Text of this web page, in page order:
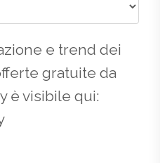
e trend dei
gratuite da
è visibile qui: